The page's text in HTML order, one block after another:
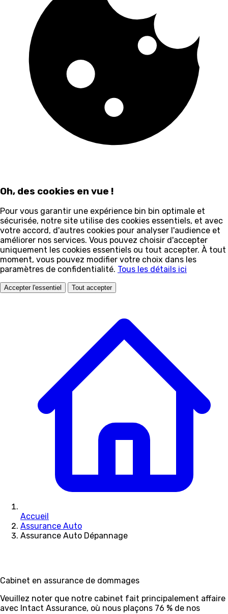
Oh, des cookies en vue !
Pour vous garantir une expérience bin bin optimale et
sécurisée, notre site utilise des cookies essentiels, et avec
votre accord, d'autres cookies pour analyser l'audience et
améliorer nos services. Vous pouvez choisir d'accepter
uniquement les cookies essentiels ou tout accepter. À tout
moment, vous pouvez modifier votre choix dans les
paramètres de confidentialité. Tous les détails ici
Accepter l'essentiel Tout accepter
Accueil
Assurance Auto
Assurance Auto Dépannage
Cabinet en assurance de dommages
Veuillez noter que notre cabinet fait principalement affaire
avec Intact Assurance, où nous plaçons 76 % de nos